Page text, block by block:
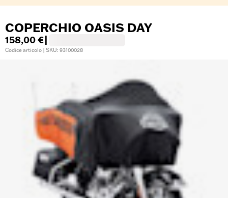
COPERCHIO OASIS DAY
158,00 €
Codice articolo | SKU: 93100028